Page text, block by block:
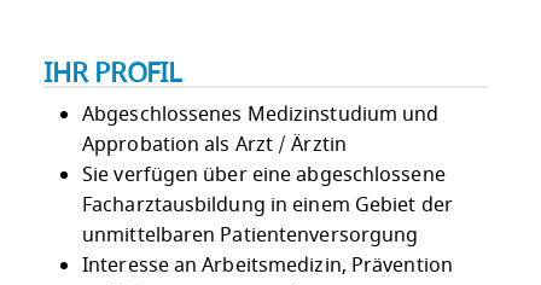
IHR PROFIL
Abgeschlossenes Medizinstudium und
Approbation als Arzt / Ärztin
Sie verfügen über eine abgeschlossene
Facharztausbildung in einem Gebiet der
unmittelbaren Patientenversorgung
Interesse an Arbeitsmedizin, Prävention